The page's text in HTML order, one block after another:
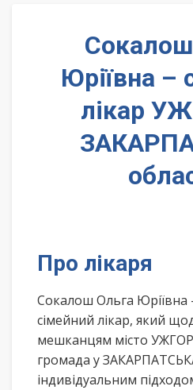
Юріївна –
лікар
Про лікаря
Сокалош Ольга Юріївна
сімейний лікар, який
мешканцям місто
громада у
індивідуальним